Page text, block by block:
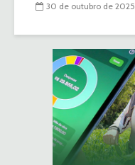
30 de outubro de 2025